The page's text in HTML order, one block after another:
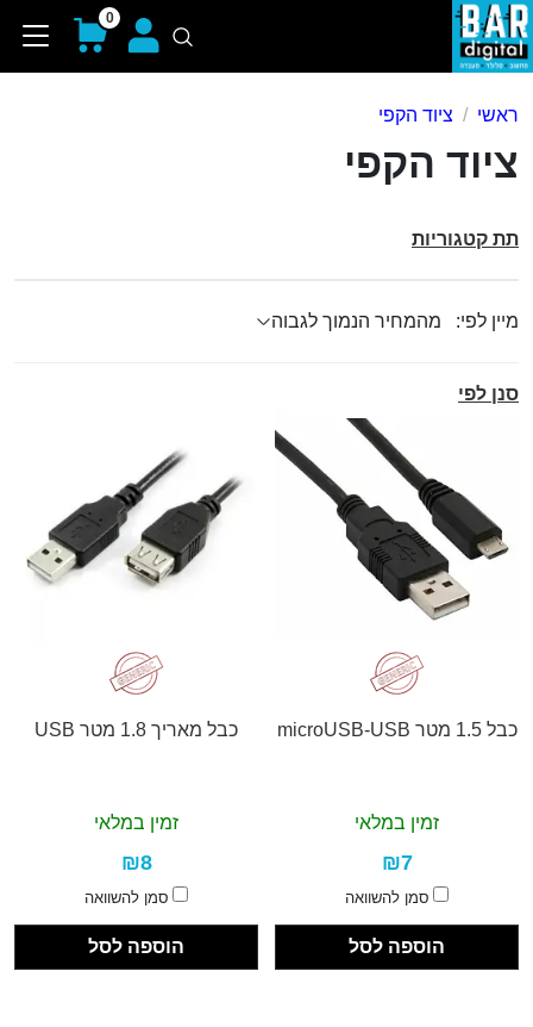
0
ראשי ציוד הקפי
ציוד הקפי
תת קטגוריות
מיין לפי:
סנן לפי
כבל 1.5 מטר microUSB-USB
זמין במלאי
₪7
סמן להשוואה
הוספה לסל
כבל מאריך 1.8 מטר USB
זמין במלאי
₪8
סמן להשוואה
הוספה לסל